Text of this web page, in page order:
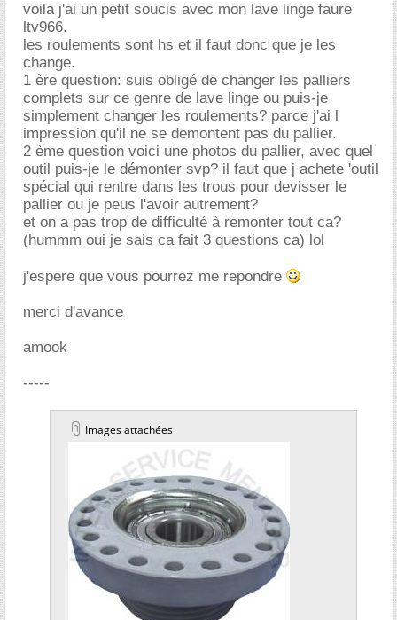
voila j'ai un petit soucis avec mon lave linge faure
ltv966.
les roulements sont hs et il faut donc que je les
change.
1 ère question: suis obligé de changer les palliers
complets sur ce genre de lave linge ou puis-je
simplement changer les roulements? parce j'ai l
impression qu'il ne se demontent pas du pallier.
2 ème question voici une photos du pallier, avec quel
outil puis-je le démonter svp? il faut que j achete 'outil
spécial qui rentre dans les trous pour devisser le
pallier ou je peus l'avoir autrement?
et on a pas trop de difficulté à remonter tout ca?
(hummm oui je sais ca fait 3 questions ca) lol
j'espere que vous pourrez me repondre
merci d'avance
amook
-----
Images attachées